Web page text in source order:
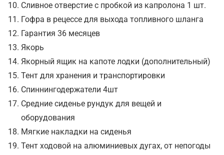
Сливное отверстие с пробкой из капролона 1 шт.
Гофра в рецессе для выхода топливного шланга
Гарантия 36 месяцев
Якорь
Якорный ящик на капоте лодки (дополнительный)
Тент для хранения и транспортировки
Спиннингодержатели 4шт
Средние сиденье рундук для вещей и
оборудования
Мягкие накладки на сиденья
Тент ходовой на алюминиевых дугах, от непогоды